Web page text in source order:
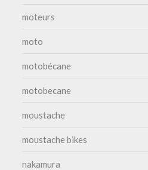
moteurs
moto
motobécane
motobecane
moustache
moustache bikes
nakamura